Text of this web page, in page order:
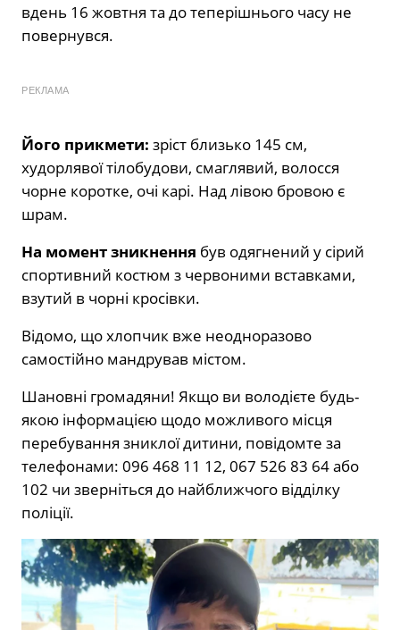
вдень 16 жовтня та до теперішнього часу не
повернувся.
РЕКЛАМА
Його прикмети: зріст близько 145 см,
худорлявої тілобудови, смаглявий, волосся
чорне коротке, очі карі. Над лівою бровою є
шрам.
На момент зникнення був одягнений у сірий
спортивний костюм з червоними вставками,
взутий в чорні кросівки.
Відомо, що хлопчик вже неодноразово
самостійно мандрував містом.
Шановні громадяни! Якщо ви володієте будь-
якою інформацією щодо можливого місця
перебування зниклої дитини, повідомте за
телефонами: 096 468 11 12, 067 526 83 64 або
102 чи зверніться до найближчого відділку
поліції.